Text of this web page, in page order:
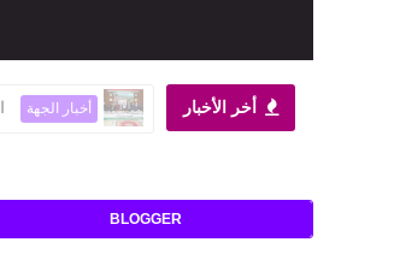
أخر الأخبار أخبار الجهة
BLOGGER